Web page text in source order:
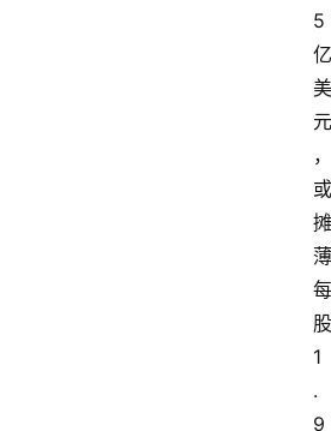
5
亿
美
元
，
或
摊
薄
每
股
1
.
9